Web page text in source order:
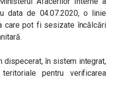
data de 04.07.2020, o linie
care pot fi sesizate încălcări
dispecerat, în sistem integrat,
pentru verificarea